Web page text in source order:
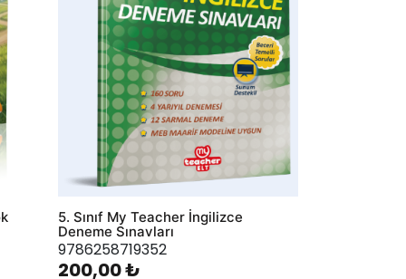
5. Sınıf My Teacher İngilizce
Deneme Sınavları
9786258719352
200,00 ₺